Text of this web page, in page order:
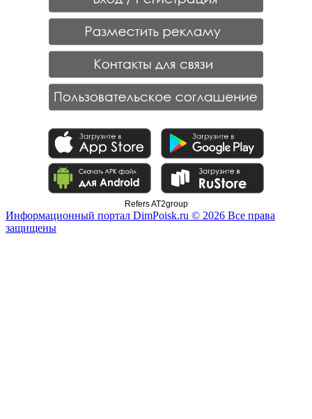
Refers AT2group
Информационный портал DimPoisk.ru © 2026 Все права
защищены